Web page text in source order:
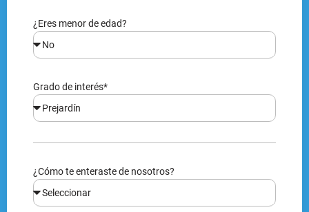
¿Eres menor de edad?
Grado de interés*
¿Cómo te enteraste de nosotros?